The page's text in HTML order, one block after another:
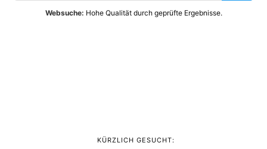
Websuche: Hohe Qualität durch geprüfte Ergebnisse.
KÜRZLICH GESUCHT: